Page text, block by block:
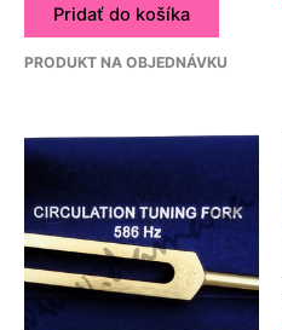
Pridať do košíka
PRODUKT NA OBJEDNÁVKU